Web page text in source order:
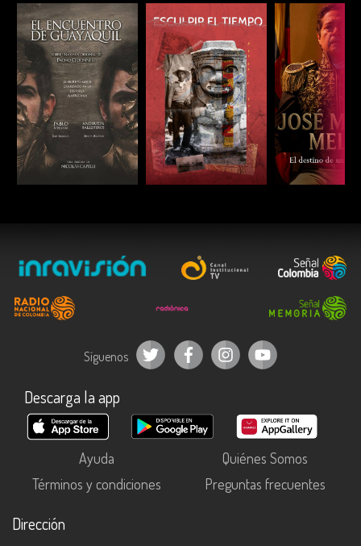
ESCUCHAR ESCUCHAR
Síguenos
Descarga la app
Ayuda
Quiénes Somos
Términos y condiciones
Preguntas frecuentes
Dirección